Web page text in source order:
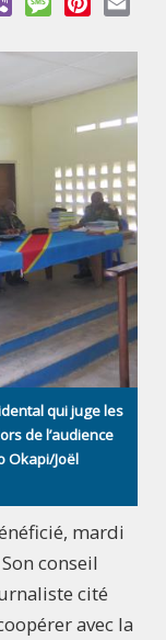
qui juge les
de l’audience
Okapi/Joël
mardi
conseil
cité
avec la